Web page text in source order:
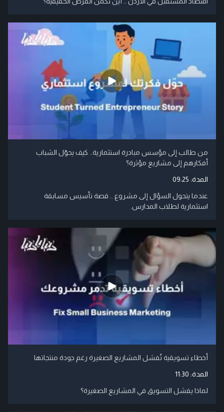
من طالب إلى مؤسس مبادرة استثمارية.. كيف يحوّل الشباب
أفكارهم إلى مشاريع مؤثرة؟
المدة: 09:25
عندما يتحول السؤال إلى مشروع .. قصة تأسيس مسابقة
استثمارية لطلاب المدارس.
أخطاء تسويقية تُفشل المشاريع الصغيرة رغم جودة منتجاتها
المدة: 11:30
لماذا يفشل التسويق في المشاريع الصغيرة؟